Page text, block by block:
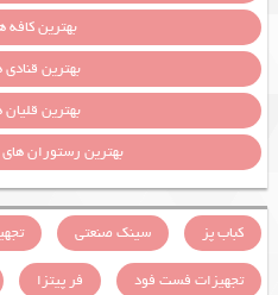
بهترین کافه
بهترین
بهترین
بهترین رستوران
کباب پز سینک صنعتی
تجهیزات فست فود
فر پیتزا